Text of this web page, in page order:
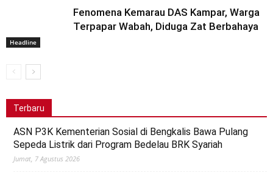
Headline
Fenomena Kemarau DAS Kampar, Warga
Terpapar Wabah, Diduga Zat Berbahaya
Terbaru
ASN P3K Kementerian Sosial di Bengkalis Bawa Pulang
Sepeda Listrik dari Program Bedelau BRK Syariah
Jumat, 7 Agustus 2026